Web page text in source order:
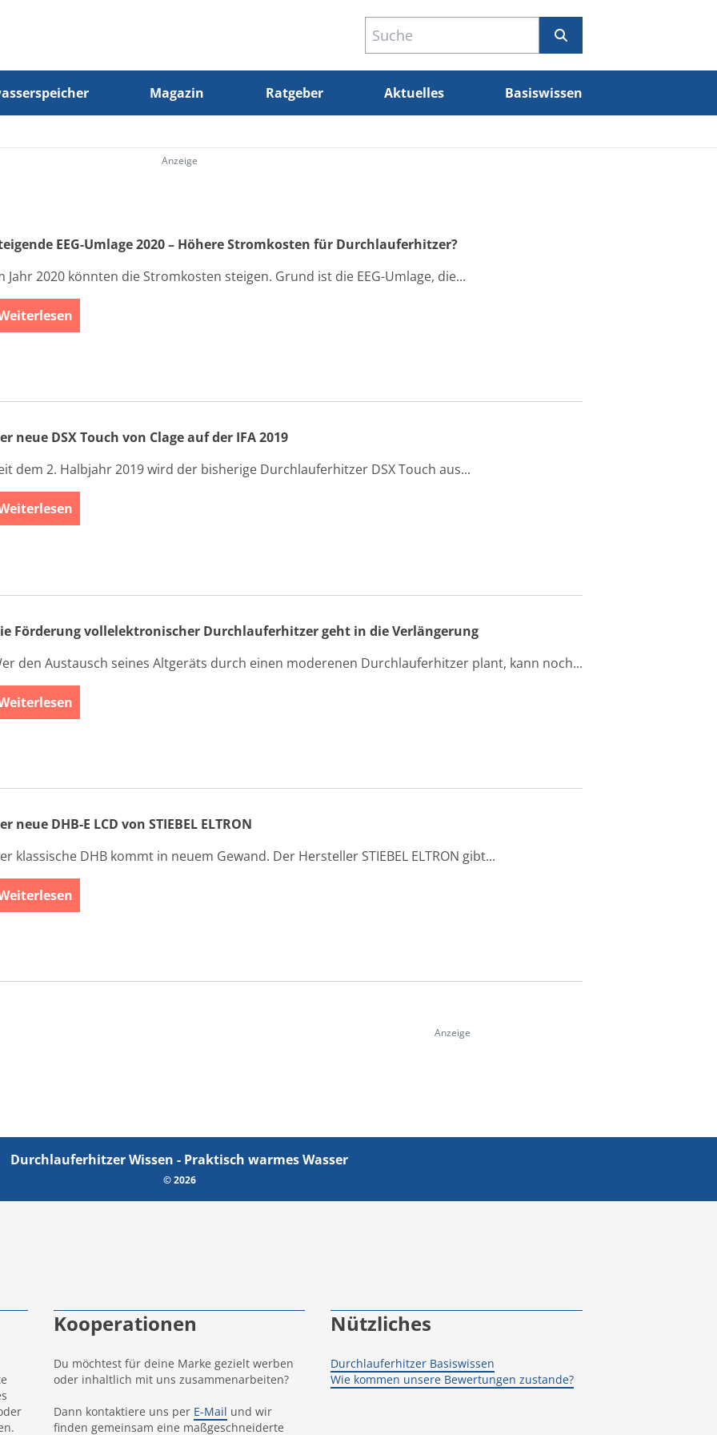
Magazin Ratgeber Aktuelles Basiswissen
Anzeige
EEG-Umlage 2020 – Höhere Stromkosten für Durchlauferhitzer?
Jahr 2020 könnten die Stromkosten steigen. Grund ist die EEG-Umlage, die...
neue DSX Touch von Clage auf der IFA 2019
dem 2. Halbjahr 2019 wird der bisherige Durchlauferhitzer DSX Touch aus...
Förderung vollelektronischer Durchlauferhitzer geht in die Verlängerung
den Austausch seines Altgeräts durch einen moderenen Durchlauferhitzer plant, kann noch...
neue DHB-E LCD von STIEBEL ELTRON
klassische DHB kommt in neuem Gewand. Der Hersteller STIEBEL ELTRON gibt...
Anzeige
Durchlauferhitzer Wissen - Praktisch warmes Wasser
© 2026
Kooperationen
Du möchtest für deine Marke gezielt werben
oder inhaltlich mit uns zusammenarbeiten?
Dann kontaktiere uns per E-Mail und wir
finden gemeinsam eine maßgeschneiderte
Nützliches
Durchlauferhitzer Basiswissen
Wie kommen unsere Bewertungen zustande?